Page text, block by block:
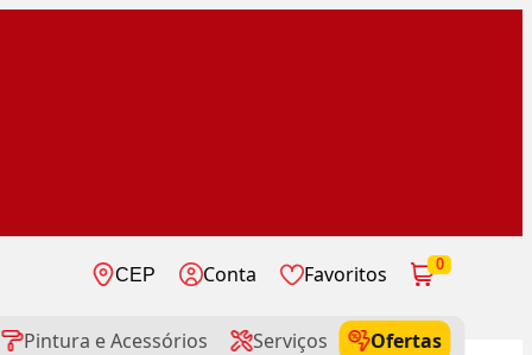
CEP Conta Favoritos 0
Pintura e Acessórios Serviços
Ofertas